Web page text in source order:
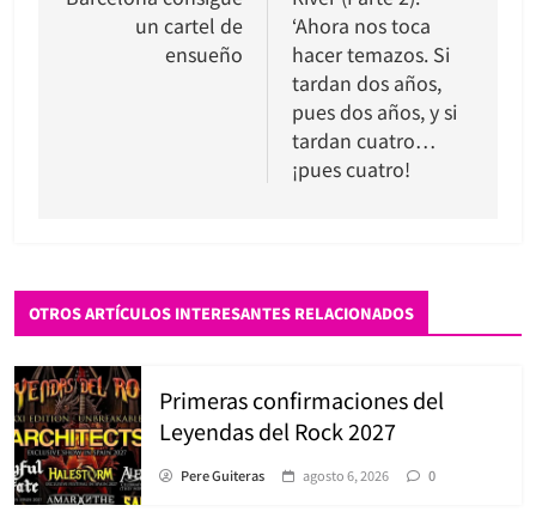
entradasun cartel de
ensueño
‘Ahora nos toca
hacer temazos. Si
tardan dos años,
pues dos años, y si
tardan cuatro…
¡pues cuatro!
OTROS ARTÍCULOS INTERESANTES RELACIONADOS
Primeras confirmaciones del
Leyendas del Rock 2027
Pere Guiteras agosto 6, 2026 0